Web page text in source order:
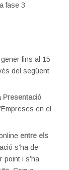
fase 3
fins al 15
del següent
Presentació
en el
entre els
s’ha de
point i s’ha